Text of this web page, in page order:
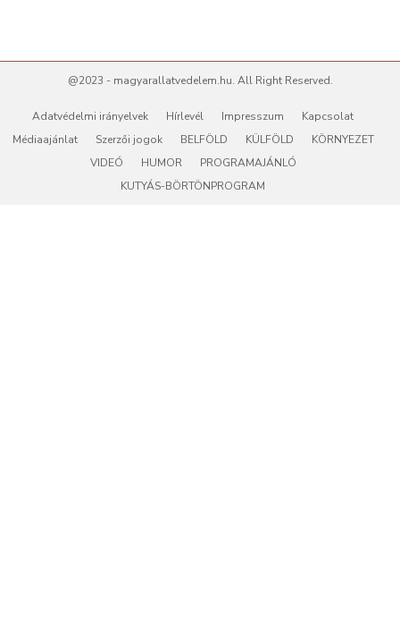
@2023 - magyarallatvedelem.hu. All Right Reserved.
Adatvédelmi irányelvek Hírlevél Impresszum
Kapcsolat
Médiaajánlat
Szerzői jogok BELFÖLD KÜLFÖLD
KÖRNYEZET
VIDEÓ
HUMOR
PROGRAMAJÁNLÓ
KUTYÁS-BÖRTÖNPROGRAM